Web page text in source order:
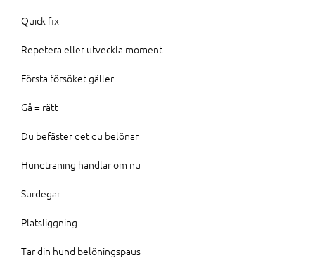
Quick fix
Repetera eller utveckla moment
Första försöket gäller
Gå = rätt
Du befäster det du belönar
Hundträning handlar om nu
Surdegar
Platsliggning
Tar din hund belöningspaus